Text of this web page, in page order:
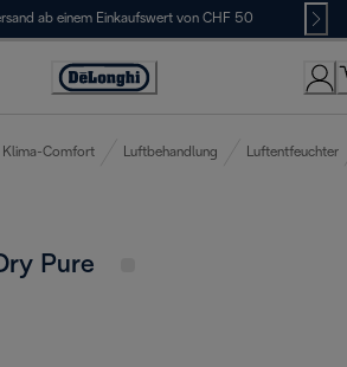
ab einem Einkaufswert von CHF 50
Erklärung
Zugänglichkeit
Klima-Comfort Luftbehandlung Luftentfeuchter
Pure